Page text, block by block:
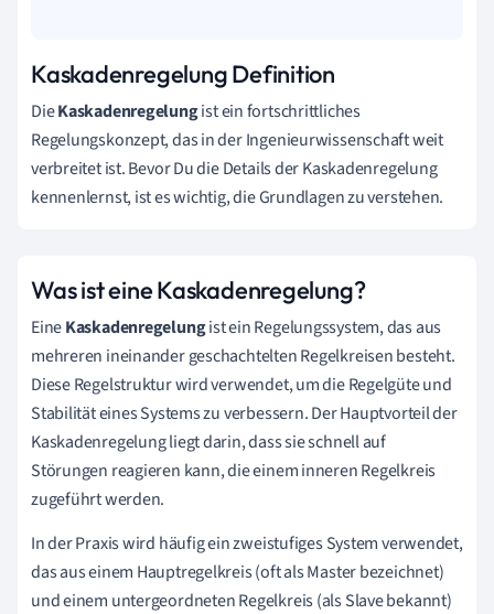
Kaskadenregelung Definition
DieKaskadenregelungist ein fortschrittliches
Regelungskonzept, das in der Ingenieurwissenschaft weit
verbreitet ist. Bevor Du die Details der Kaskadenregelung
kennenlernst, ist es wichtig, die Grundlagen zu verstehen.
Was ist eine Kaskadenregelung?
EineKaskadenregelungist ein Regelungssystem, das aus
mehreren ineinander geschachtelten Regelkreisen besteht.
Diese Regelstruktur wird verwendet, um die Regelgüte und
Stabilität eines Systems zu verbessern. Der Hauptvorteil der
Kaskadenregelung liegt darin, dass sie schnell auf
Störungen reagieren kann, die einem inneren Regelkreis
zugeführt werden.
In der Praxis wird häufig ein zweistufiges System verwendet,
das aus einem Hauptregelkreis (oft als Master bezeichnet)
und einem untergeordneten Regelkreis (als Slave bekannt)